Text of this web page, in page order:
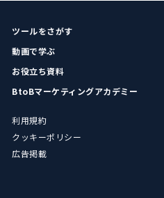
ツールをさがす
動画で学ぶ
お役立ち資料
BtoBマーケティングアカデミー
利用規約
クッキーポリシー
広告掲載